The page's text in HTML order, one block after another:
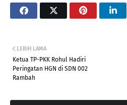
LEBIH LAMA
Ketua TP-PKK Rohul Hadiri
Peringatan HGN di SDN 002
Rambah